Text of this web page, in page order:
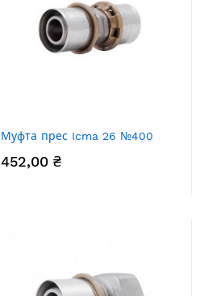
Муфта прес Icma 26 №400
452,00 ₴